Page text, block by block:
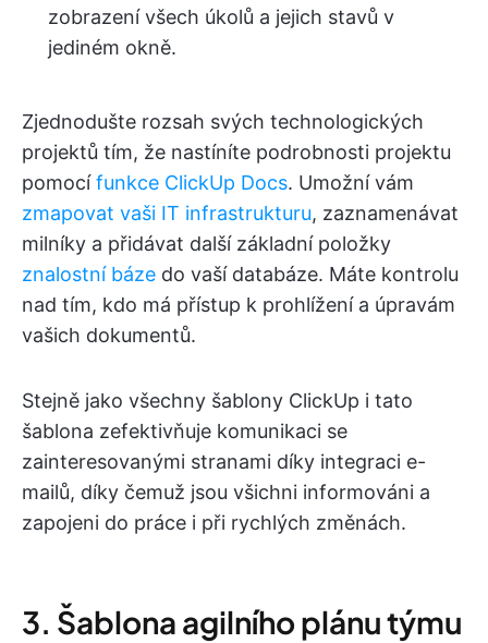
zobrazení všech úkolů a jejich stavů v
jediném okně.
Zjednodušte rozsah svých technologických
projektů tím, že nastíníte podrobnosti projektu
pomocífunkce ClickUp Docs. Umožní vám
zmapovat vaši IT infrastrukturu, zaznamenávat
milníky a přidávat další základní položky
znalostní báze do vaší databáze. Máte kontrolu
nad tím, kdo má přístup k prohlížení a úpravám
vašich dokumentů.
Stejně jako všechny šablony ClickUp i tato
šablona zefektivňuje komunikaci se
zainteresovanými stranami díky integraci e-
mailů, díky čemuž jsou všichni informováni a
zapojeni do práce i při rychlých změnách.
3. Šablona agilního plánu týmu